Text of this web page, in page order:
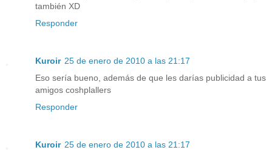
también XD
Responder
Kuroir 25 de enero de 2010 a las 21:17
Eso sería bueno, además de que les darías publicidad a tus
amigos coshplallers
Responder
Kuroir 25 de enero de 2010 a las 21:17